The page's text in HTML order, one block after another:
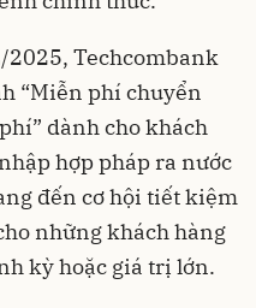
Techcombank
“Miễn phí chuyển
dành cho khách
hợp pháp ra nước
đến cơ hội tiết kiệm
những khách hàng
kỳ hoặc giá trị lớn.